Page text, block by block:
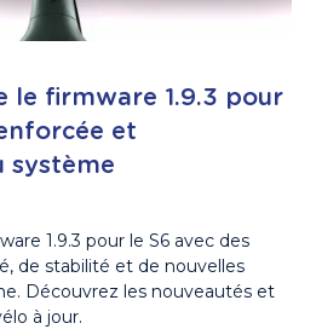
le firmware 1.9.3 pour
et
système
1.9.3 pour le S6 avec des
de stabilité et de nouvelles
Découvrez les nouveautés et
à jour.